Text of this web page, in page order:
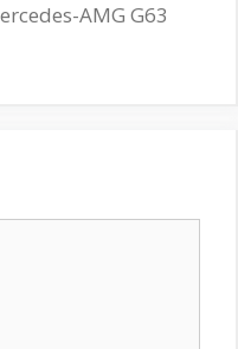
AMG G63